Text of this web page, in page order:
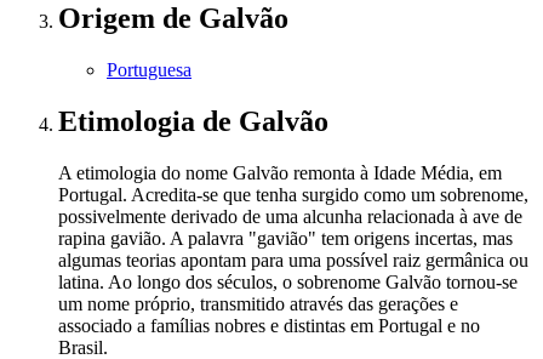
Origem de Galvão
Portuguesa
Etimologia de Galvão
A etimologia do nome Galvão remonta à Idade Média, em
Portugal. Acredita-se que tenha surgido como um sobrenome,
possivelmente derivado de uma alcunha relacionada à ave de
rapina gavião. A palavra "gavião" tem origens incertas, mas
algumas teorias apontam para uma possível raiz germânica ou
latina. Ao longo dos séculos, o sobrenome Galvão tornou-se
um nome próprio, transmitido através das gerações e
associado a famílias nobres e distintas em Portugal e no
Brasil.